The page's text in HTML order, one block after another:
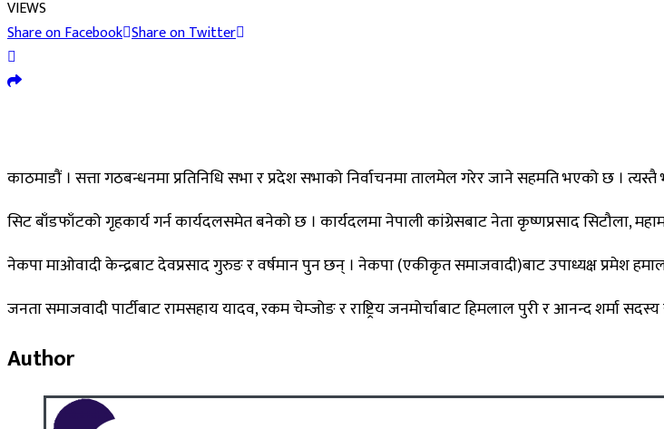
VIEWS
Share on Facebook Share on Twitter
काठमाडौं । सत्ता गठबन्धनमा प्रतिनिधि सभा र प्रदेश सभाको निर्वाचनमा तालमेल गरेर जाने सहमति भएको छ ।
सिट बाँडफाँटको गृहकार्य गर्न कार्यदलसमेत बनेको छ । कार्यदलमा नेपाली कांग्रेसबाट नेता कृष्णप्रसाद सिटौला,
नेकपा माओवादी केन्द्रबाट देवप्रसाद गुरुङ र वर्षमान पुन छन् । नेकपा (एकीकृत समाजवादी)बाट उपाध्यक्ष प्रमेश
जनता समाजवादी पार्टीबाट रामसहाय यादव, रकम चेम्जोङ र राष्ट्रिय जनमोर्चाबाट हिमलाल पुरी र आनन्द शर्मा
Author